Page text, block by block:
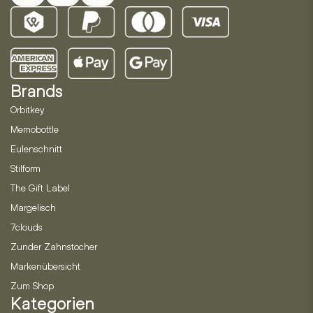
Brands
Orbitkey
Memobottle
Eulenschnitt
Stilform
The Gift Label
Margelisch
7clouds
Zunder Zahnstocher
Markenübersicht
Zum Shop
Kategorien